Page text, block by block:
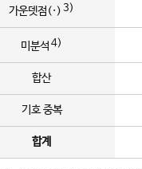
가운뎃점(·) 3)
미분석 4)
합산
기호 중복
합계